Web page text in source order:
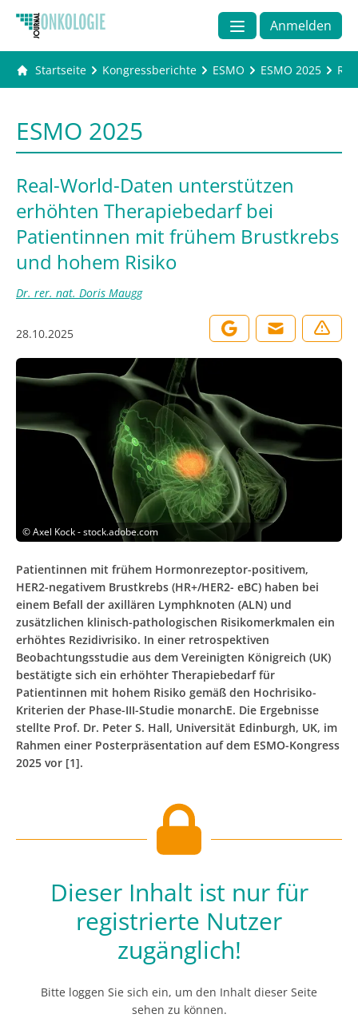
Anmelden
Startseite Kongressberichte ESMO ESMO 2025
ESMO 2025
Real-World-Daten unterstützen
erhöhten Therapiebedarf bei
Patientinnen mit frühem Brustkrebs
und hohem Risiko
Dr. rer. nat. Doris Maugg
28.10.2025
©Axel Kock - stock.adobe.com
Patientinnen mit frühem Hormonrezeptor-positivem,
HER2-negativem Brustkrebs (HR+/HER2- eBC) haben bei
einem Befall der axillären Lymphknoten (ALN) und
zusätzlichen klinisch-pathologischen Risikomerkmalen ein
erhöhtes Rezidivrisiko. In einer retrospektiven
Beobachtungsstudie aus dem Vereinigten Königreich (UK)
bestätigte sich ein erhöhter Therapiebedarf für
Patientinnen mit hohem Risiko gemäß den Hochrisiko-
Kriterien der Phase-III-Studie monarchE. Die Ergebnisse
stellte Prof. Dr. Peter S. Hall, Universität Edinburgh, UK, im
Rahmen einer Posterpräsentation auf dem ESMO-Kongress
2025 vor [1].
Dieser Inhalt ist nur für
registrierte Nutzer
zugänglich!
Bitte loggen Sie sich ein, um den Inhalt dieser Seite
sehen zu können.